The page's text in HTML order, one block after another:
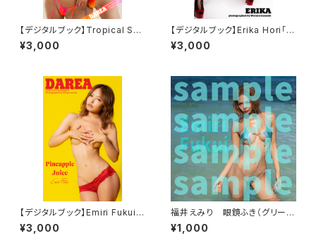
【デジタルブック】Tropical Sho
wer DAREA Dream Factory
Magazine
¥3,000
【デジタルブック】Erika Hori「Ti
ght Red」DAREA dream fac
tory magazine
¥3,000
【デジタルブック】Emiri Fukui
「Pineapple Juice」DAREA d
ream factory magazine
¥3,000
福井えみり 眼鏡ふき（グリーン
スター）
¥1,000